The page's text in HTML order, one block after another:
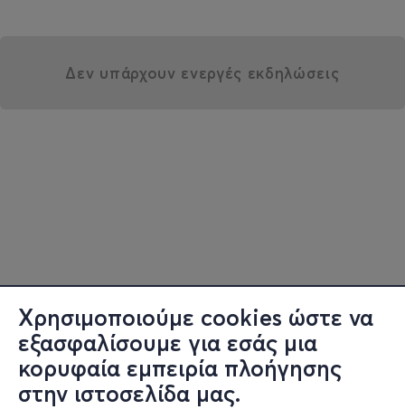
Χρησιμοποιούμε cookies ώστε να
εξασφαλίσουμε για εσάς μια
κορυφαία εμπειρία πλοήγησης
στην ιστοσελίδα μας.
Δεν υπάρχουν ενεργές εκδηλώσεις